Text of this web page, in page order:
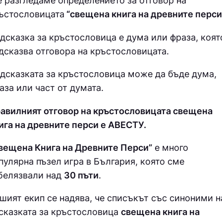
“свещена книга на древните
за кръстословица е дума или фраза,
отговора на кръстословицата.
за кръстословица може да бъде дума,
или част от думата.
отговор на кръстословицата свещена
на древните перси е АВECТУ.
Книга на Древните Перси”е много
пъзел игра в България, която сме
над 30 пъти.
екип се надява, че списъкът със синоними
за кръстословица свещена книга на